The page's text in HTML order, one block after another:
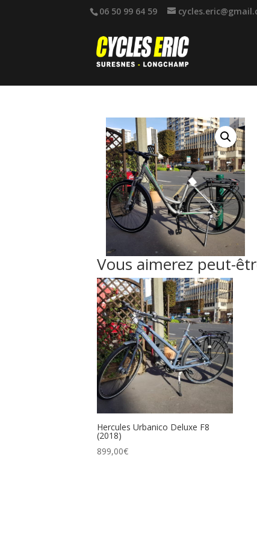
06 50 99 64 59
Vous aimerez peut-
Hercules Urbanico Deluxe F8
(2018)
899,00€